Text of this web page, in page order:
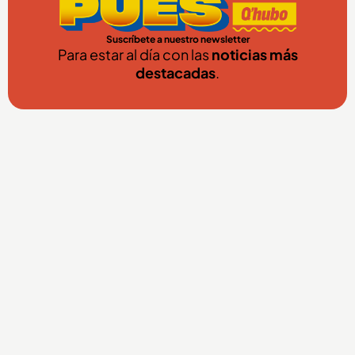
Suscríbete a nuestro newsletter
Para estar al día con lasnoticias más
destacadas.